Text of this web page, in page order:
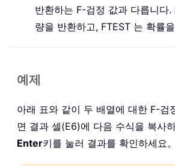
반환하는 F-검정 값과 다릅니다.
량을 반환하고, FTEST 는 확률을
예제
아래 표와 같이 두 배열에 대한 F-검
면 결과 셀(E6)에 다음 수식을 복사
Enter키를 눌러 결과를 확인하세요。